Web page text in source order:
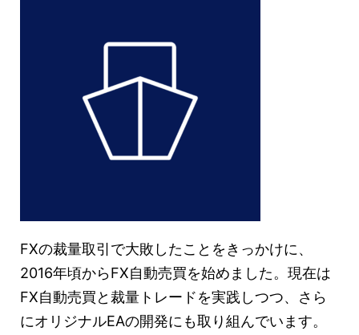
FXの裁量取引で大敗したことをきっかけに、
2016年頃からFX自動売買を始めました。現在は
FX自動売買と裁量トレードを実践しつつ、さら
にオリジナルEAの開発にも取り組んでいます。